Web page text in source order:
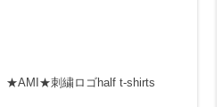
★AMI★刺繍ロゴhalf t-shirts